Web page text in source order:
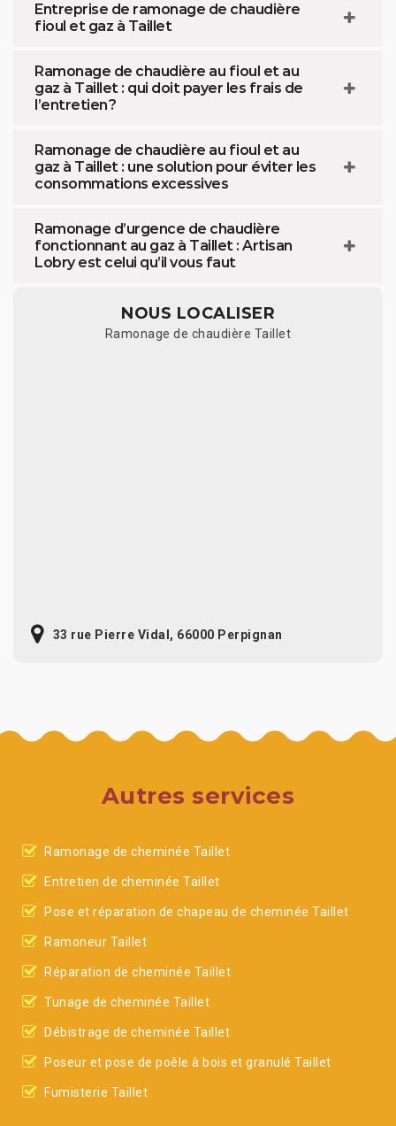
Entreprise de ramonage de chaudière
fioul et gaz à Taillet
Ramonage de chaudière au fioul et au
gaz à Taillet : qui doit payer les frais de
l’entretien ?
Ramonage de chaudière au fioul et au
gaz à Taillet : une solution pour éviter les
consommations excessives
Ramonage d’urgence de chaudière
fonctionnant au gaz à Taillet : Artisan
Lobry est celui qu’il vous faut
NOUS LOCALISER
Ramonage de chaudière Taillet
33 rue Pierre Vidal, 66000 Perpignan
Autres services
Ramonage de cheminée Taillet
Entretien de cheminée Taillet
Pose et réparation de chapeau de cheminée Taillet
Ramoneur Taillet
Réparation de cheminée Taillet
Tunage de cheminée Taillet
Débistrage de cheminée Taillet
Poseur et pose de poêle à bois et granulé Taillet
Fumisterie Taillet